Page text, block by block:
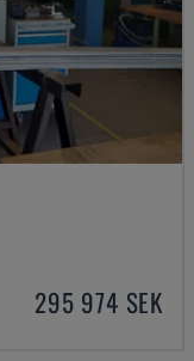
295 974 SEK